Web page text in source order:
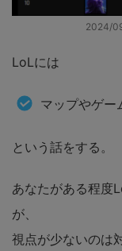
2024/
LoLには
マップやゲー
という話をする。
あなたがある程度
が、
視点が少ないのは